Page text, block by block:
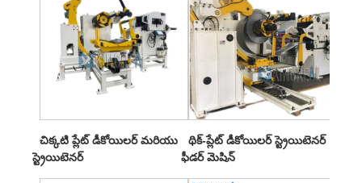
చిక్కటి ప్లేట్ డీకోయిలర్ మరియు
స్ట్రెయిటెనర్
థిక్-ప్లేట్ డీకోయిలర్ స్ట్రెయిటెనర్
ఫీడర్ మెషిన్